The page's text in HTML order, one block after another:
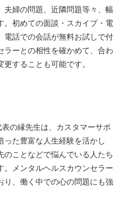
夫婦の問題、近隣問題等々、幅
。初めての面談・スカイプ・電
電話での会話が無料お試しで付
ラーとの相性を確かめて、合わ
することも可能です。
の縁先生は、カスタマーサポ
った豊富な人生経験を活かし
のことなどで悩んでいる人たち
。メンタルヘルスカウンセラー
り、働く中での心の問題にも強